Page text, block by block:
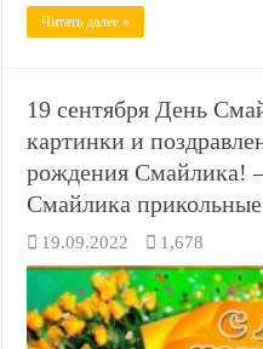
Читать далее »
19 сентября День
картинки и
рождения
Смайлика прикольные
19.09.2022 1,678